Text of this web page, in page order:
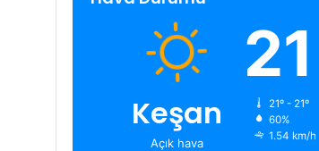
Keşan
Açık hava
21
21º - 21º
60%
1.54 km/h